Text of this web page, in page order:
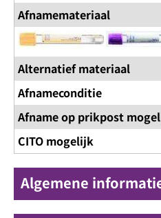
Afnamemateriaal
Alternatief materiaal
Afnameconditie
Afname op prikpost
CITO mogelijk
Algemene